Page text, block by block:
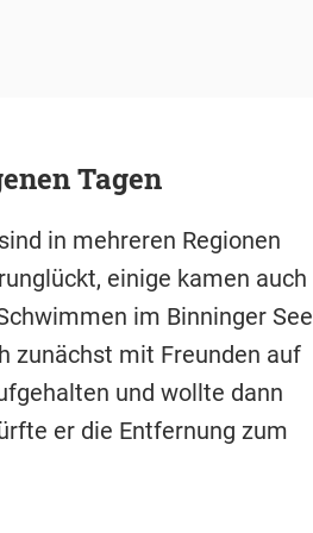
Tagen
in mehreren Regionen
einige kamen auch
im Binninger See
zunächst mit Freunden auf
und wollte dann
er die Entfernung zum